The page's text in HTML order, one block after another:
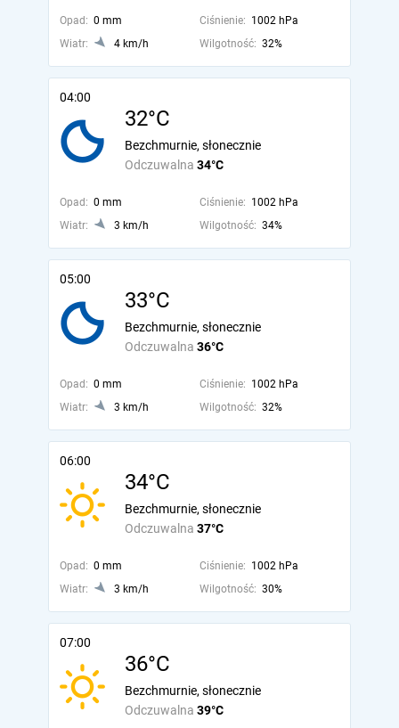
Opad: 0 mm Ciśnienie: 1002 hPa
Wiatr:
4 km/h Wilgotność: 32%
04:00
32°C
Odczuwalna 34°C
Bezchmurnie, słonecznie
Opad: 0 mm Ciśnienie: 1002 hPa
Wiatr:
3 km/h Wilgotność: 34%
05:00
33°C
Odczuwalna 36°C
Bezchmurnie, słonecznie
Opad: 0 mm Ciśnienie: 1002 hPa
Wiatr:
3 km/h Wilgotność: 32%
06:00
34°C
Odczuwalna 37°C
Bezchmurnie, słonecznie
Opad: 0 mm Ciśnienie: 1002 hPa
Wiatr:
3 km/h Wilgotność: 30%
07:00
36°C
Odczuwalna 39°C
Bezchmurnie, słonecznie